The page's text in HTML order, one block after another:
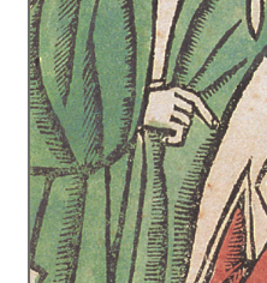
Novetats
Payment
Protecció de dades
Termes i condicions